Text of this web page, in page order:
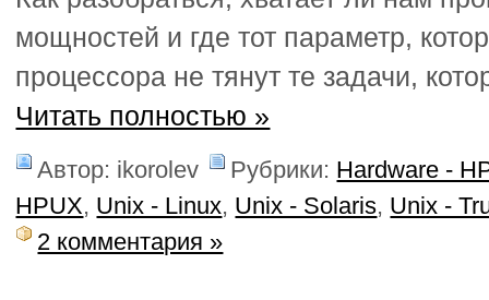
мощностей и где тот параметр,
процессора не тянут те задачи,
Читать полностью »
Автор: ikorolev Рубрики: Hardware -
HPUX, Unix - Linux, Unix - Solaris, Unix -
2 комментария »